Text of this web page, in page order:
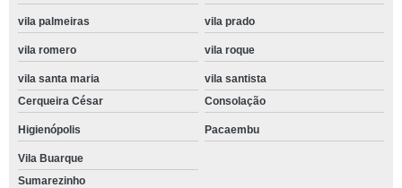
vila palmeiras vila prado
vila romero vila roque
vila santa maria
vila santista
Cerqueira César
Consolação
Higienópolis Pacaembu
Vila Buarque
Sumarezinho